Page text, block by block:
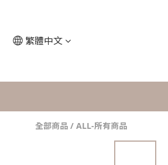
繁體中文
全部商品 / ALL-所有商品